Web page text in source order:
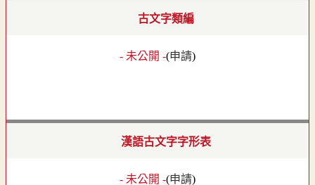
古文字類編
- 未公開 -(申請)
漢語古文字字形表
- 未公開 -(申請)